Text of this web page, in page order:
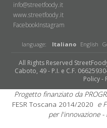
info@streetfoody.it
www.streetfoody.it
Facebook​Instagram
language: Italiano English
All Rights Reserved
Caboto, 49 - P.I. e C.F.
Policy-
Progetto finanziato da
FESR Toscana 2014/2020 e
per l'innovazione -